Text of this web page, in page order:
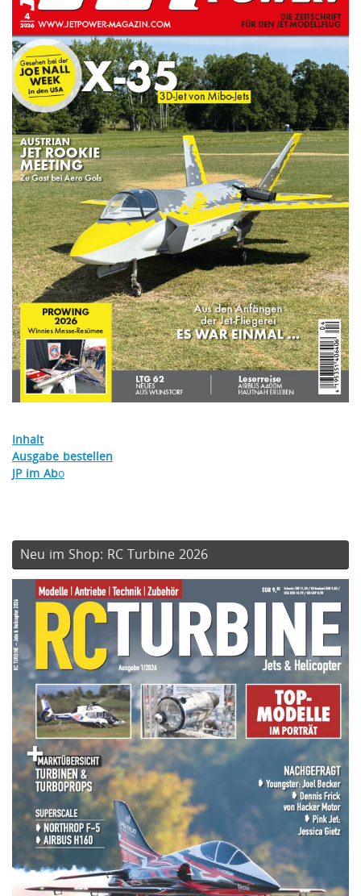
Inhalt
Ausgabe bestellen
JP im Abo
Neu im Shop: RC Turbine 2026